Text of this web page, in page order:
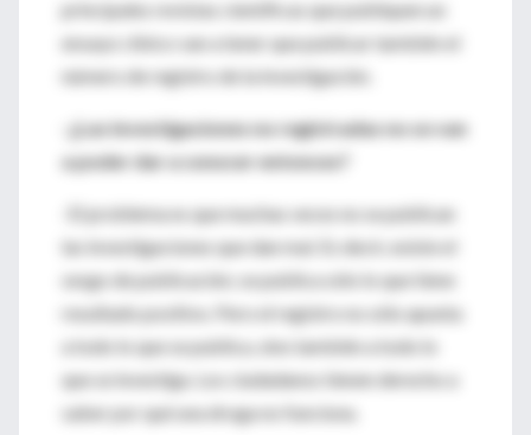
principales revistas científicas que publiquen un
ensayo clínico van a tener que publicar también el
número de registro de la investigación.
-¿Las investigaciones no registradas no se van
a poder dar a conocer entonces?
-El problema es que muchas veces no se publican
las investigaciones que dan mal. Es decir, existe el
sesgo de publicación; se publica sólo lo que tiene
resultado positivo. Pero el registro no sólo apunta
a todo lo que se publica, sino también a todo lo
que se investiga. Los ciudadanos tienen derecho a
saber por qué una droga no funciona.